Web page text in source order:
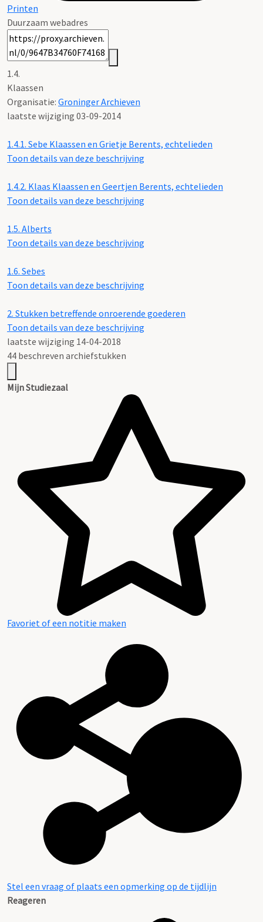
Printen
Duurzaam webadres
1.4.
Klaassen
Organisatie: Groninger Archieven
laatste wijziging 03-09-2014
1.4.1. Sebe Klaassen en Grietje Berents, echtelieden
Toon details van deze beschrijving
1.4.2. Klaas Klaassen en Geertjen Berents, echtelieden
Toon details van deze beschrijving
1.5. Alberts
Toon details van deze beschrijving
1.6. Sebes
Toon details van deze beschrijving
2. Stukken betreffende onroerende goederen
Toon details van deze beschrijving
laatste wijziging 14-04-2018
44 beschreven archiefstukken
Mijn Studiezaal
Favoriet of een notitie maken
Stel een vraag of plaats een opmerking op de tijdlijn
Reageren